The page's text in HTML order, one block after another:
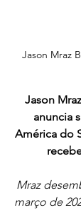
Jason Mraz
Jason
anuncia
América do
Mraz
março de